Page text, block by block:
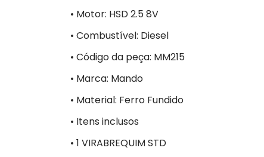
• Motor: HSD 2.5 8V
• Combustível: Diesel
• Código da peça: MM215
• Marca: Mando
• Material: Ferro Fundido
• Itens inclusos
• 1 VIRABREQUIM STD